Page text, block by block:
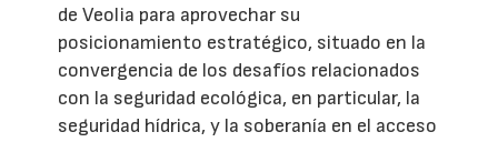
de Veolia para aprovechar su
posicionamiento estratégico, situado en la
convergencia de los desafíos relacionados
con la seguridad ecológica, en particular, la
seguridad hídrica, y la soberanía en el acceso